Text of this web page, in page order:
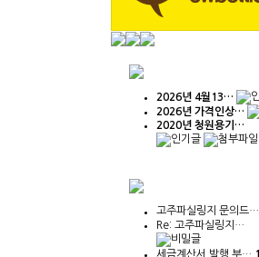
2026년 4월13…
2026년 가격인상…
2020년 청원용기…
고주파실링지 문의드…
Re: 고주파실링지…
세금계산서 발행 부… 1